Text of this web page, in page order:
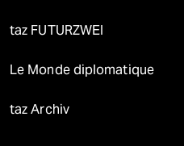
taz FUTURZWEI
Le Monde diplomatique
taz Archiv